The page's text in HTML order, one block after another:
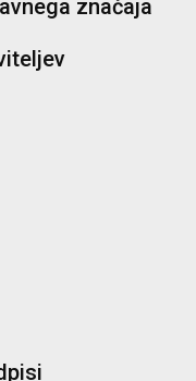
značaja